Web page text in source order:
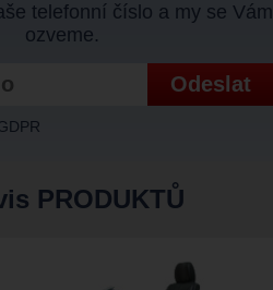
telefonní číslo a my se Vám
ozveme.
PRODUKTŮ